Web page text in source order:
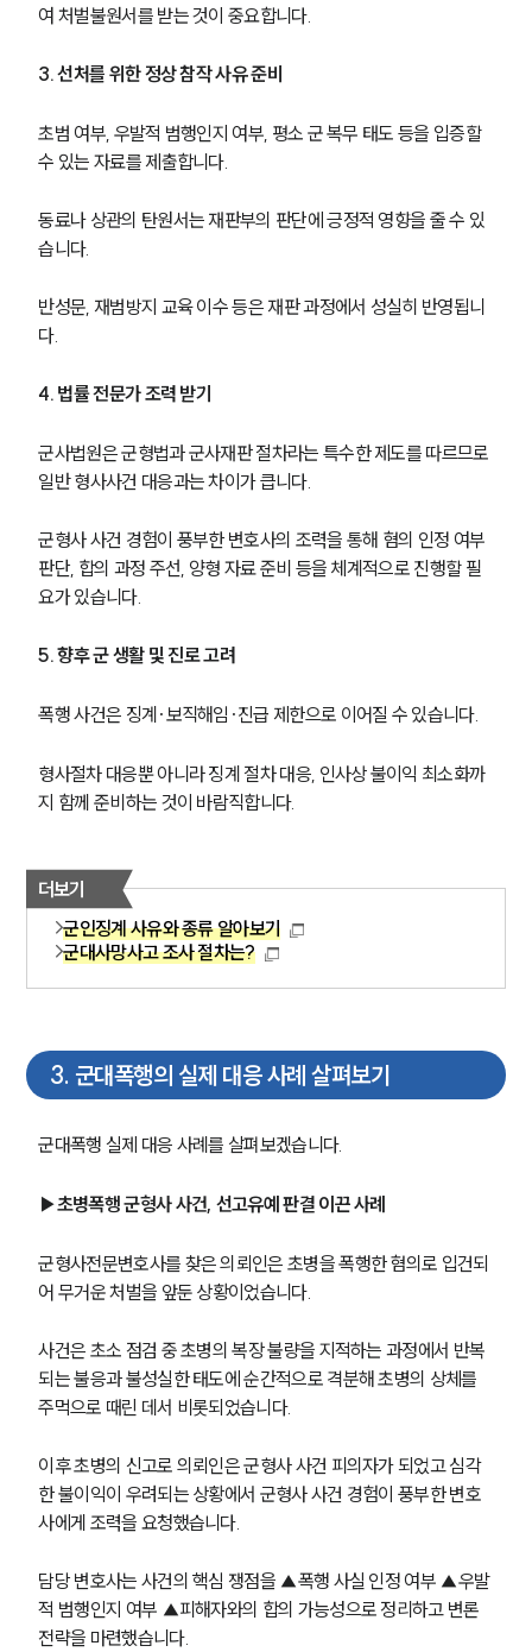
여 처벌불원서를 받는 것이 중요합니다.
3. 선처를 위한 정상 참작 사유 준비
초범 여부, 우발적 범행인지 여부, 평소 군 복무 태도 등을 입증할
수 있는 자료를 제출합니다.
동료나 상관의 탄원서는 재판부의 판단에 긍정적 영향을 줄 수 있
습니다.
반성문, 재범방지 교육 이수 등은 재판 과정에서 성실히 반영됩니
다.
4. 법률 전문가 조력 받기
군사법원은 군형법과 군사재판 절차라는 특수한 제도를 따르므로
일반 형사사건 대응과는 차이가 큽니다.
군형사 사건 경험이 풍부한 변호사의 조력을 통해 혐의 인정 여부
판단, 합의 과정 주선, 양형 자료 준비 등을 체계적으로 진행할 필
요가 있습니다.
5. 향후 군 생활 및 진로 고려
폭행 사건은 징계·보직해임·진급 제한으로 이어질 수 있습니다.
형사절차 대응뿐 아니라 징계 절차 대응, 인사상 불이익 최소화까
지 함께 준비하는 것이 바람직합니다.
더보기
군인징계 사유와 종류 알아보기
군대사망사고 조사 절차는?
3. 군대폭행의 실제 대응 사례 살펴보기
군대폭행 실제 대응 사례를 살펴보겠습니다.
▶초병폭행 군형사 사건, 선고유예 판결 이끈 사례
군형사전문변호사를 찾은 의뢰인은 초병을 폭행한 혐의로 입건되
어 무거운 처벌을 앞둔 상황이었습니다.
사건은 초소 점검 중 초병의 복장 불량을 지적하는 과정에서 반복
되는 불응과 불성실한 태도에 순간적으로 격분해 초병의 상체를
주먹으로 때린 데서 비롯되었습니다.
이후 초병의 신고로 의뢰인은 군형사 사건 피의자가 되었고 심각
한 불이익이 우려되는 상황에서 군형사 사건 경험이 풍부한 변호
사에게 조력을 요청했습니다.
담당 변호사는 사건의 핵심 쟁점을 ▲폭행 사실 인정 여부 ▲우발
적 범행인지 여부 ▲피해자와의 합의 가능성으로 정리하고 변론
전략을 마련했습니다.